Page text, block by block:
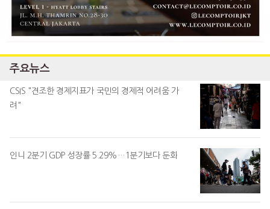
주요뉴스
CSIS "견조한 경제지표가 국민의 경제적 어려움 가
려"
인니 2분기 GDP 성장률 5.29%…1분기보다 둔화